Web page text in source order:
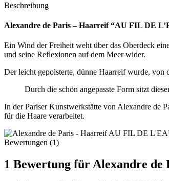
Beschreibung
Alexandre de Paris – Haarreif “AU FIL DE
Ein Wind der Freiheit weht über das Oberdeck
und seine Reflexionen auf dem Meer wider.
Der leicht gepolsterte, dünne Haarreif wurde, von
Durch die schön angepasste Form sitzt
In der Pariser Kunstwerkstätte von Alexandre de
für die Haare verarbeitet.
Bewertungen (1)
1 Bewertung fürAlexandre de